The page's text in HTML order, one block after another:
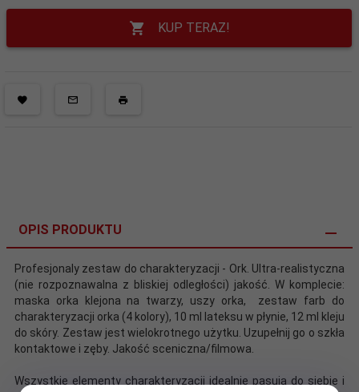
KUP TERAZ!
OPIS PRODUKTU
Profesjonaly zestaw do charakteryzacji - Ork. Ultra-realistyczna
(nie rozpoznawalna z bliskiej odległości) jakość. W komplecie:
maska orka klejona na twarzy, uszy orka, zestaw farb do
charakteryzacji orka (4 kolory), 10 ml lateksu w płynie, 12 ml kleju
do skóry. Zestaw jest wielokrotnego użytku. Uzupełnij go o szkła
kontaktowe i zęby. Jakość sceniczna/filmowa.
Wszystkie elementy charakteryzacji idealnie pasują do siebie i